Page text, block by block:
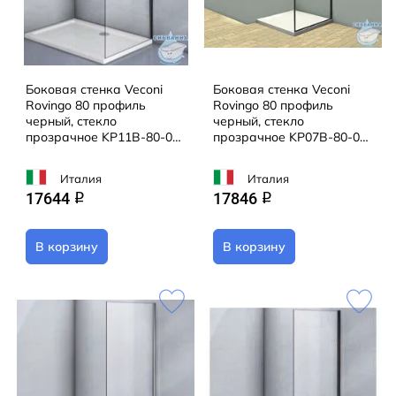
Боковая стенка Veconi
Rovingo 80 профиль
черный, стекло
прозрачное KP11B-80-01-
Италия
17644 q
В корзину
Боковая стенка Veconi
Rovingo 80 профиль
черный, стекло
прозрачное KP07B-80-01-
Италия
17846 q
В корзину